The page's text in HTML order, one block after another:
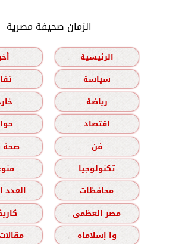
الزمان صحيفة مصرية
الرئيسية
سياسة
رياضة
اقتصاد
فن
تكنولوجيا
محافظات
العدد
مصر العظمى
وا إسلاماه